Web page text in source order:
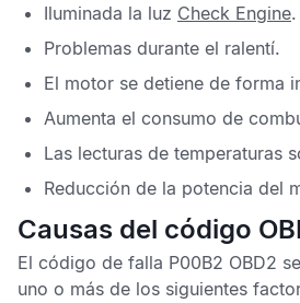
Iluminada la luz Check Engine.
Problemas durante el ralentí.
El motor se detiene de forma
Aumenta el consumo de
Las lecturas de temperaturas
Reducción de la potencia del
Causas del código
El código de falla P00B2 OBD2
uno o más de los siguientes